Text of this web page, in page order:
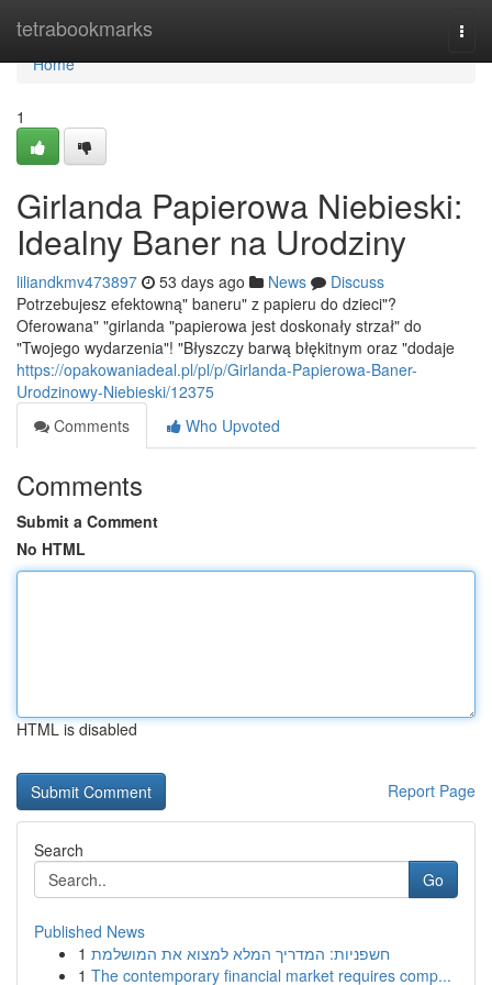
tetrabookmarks
Home
Home
1
Girlanda Papierowa Niebieski:
Idealny Baner na Urodziny
liliandkmv473897 53 days ago News
Discuss
Potrzebujesz efektowną" baneru" z papieru do dzieci"?
Oferowana" "girlanda "papierowa jest doskonały strzał" do
"Twojego wydarzenia"! "Błyszczy barwą błękitnym oraz "dodaje
https://opakowaniadeal.pl/pl/p/Girlanda-Papierowa-Baner-
Urodzinowy-Niebieski/12375
Comments
Who Upvoted
Comments
Submit a Comment
No HTML
HTML is disabled
Report Page
Search
Go
Published News
1 חשפניות: המדריך המלא למצוא את המושלמת
1 The contemporary financial market requires comp...